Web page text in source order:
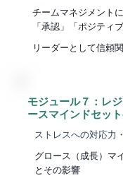
チームマネジメント
「承認」「ポジティ
リーダーとして信頼
モジュール７：レ
ースマインドセッ
ストレスへの対応力
グロース（成長）マ
とその影響